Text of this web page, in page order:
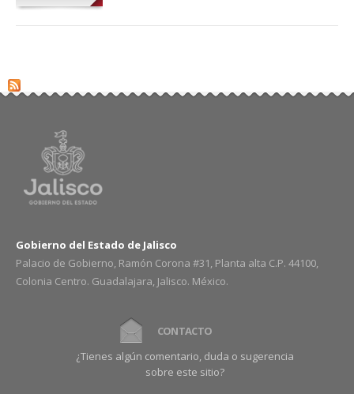
Gobierno del Estado de Jalisco
Palacio de Gobierno, Ramón Corona #31, Planta alta C.P. 44100,
Colonia Centro. Guadalajara, Jalisco. México.
CONTACTO
¿Tienes algún comentario, duda o sugerencia
sobre este sitio?